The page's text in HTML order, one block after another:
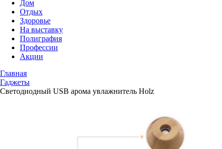
Дом
Отдых
Здоровье
На выставку
Полиграфия
Профессии
Акции
Главная
Гаджеты
Светодиодный USB арома увлажнитель Holz